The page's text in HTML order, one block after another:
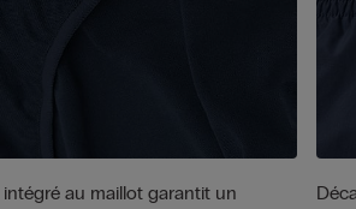
au maillot garantit un